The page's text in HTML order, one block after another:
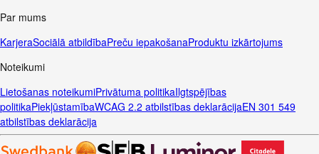
Par mums
KarjeraSociālā atbildībaPreču iepakošanaProduktu izkārtojums
Noteikumi
Lietošanas noteikumiPrivātuma politikaIlgtspējības
politikaPiekļūstamībaWCAG 2.2 atbilstības deklarācijaEN 301 549
atbilstības deklarācija